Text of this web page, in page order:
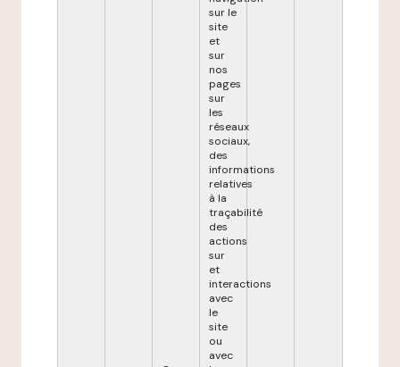
sur le
site
et
sur
nos
pages
sur
les
réseaux
sociaux,
des
informations
relatives
à la
traçabilité
des
actions
sur
et
interactions
avec
le
site
ou
avec